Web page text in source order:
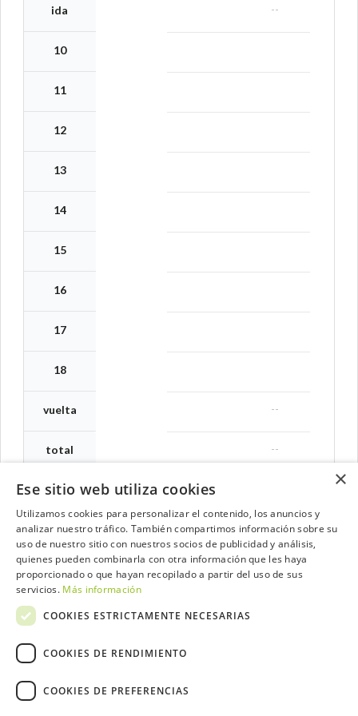
ida
10
11
12
13
14
15
16
17
18
vuelta
total
--
--
--
Contacta con el equipo de NextCaddy
Opina Contacta
×
Ese sitio web utiliza cookies
Utilizamos cookies para personalizar el contenido, los anuncios y
analizar nuestro tráfico. También compartimos información sobre su
uso de nuestro sitio con nuestros socios de publicidad y análisis,
quienes pueden combinarla con otra información que les haya
proporcionado o que hayan recopilado a partir del uso de sus
servicios. Más información
COOKIES ESTRICTAMENTE NECESARIAS
COOKIES DE RENDIMIENTO
COOKIES DE PREFERENCIAS